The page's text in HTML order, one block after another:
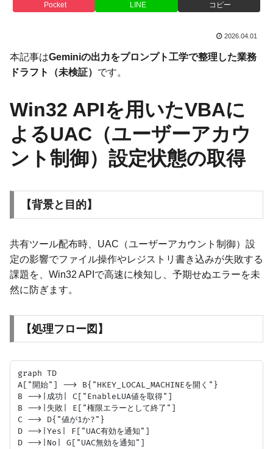
Pocket LINE コピー
2026.04.01
本記事はGeminiの出力をプロンプト工学で整理した業務
ドラフト（未検証） です。
Win32 APIを用いたVBAに
よるUAC（ユーザーアカウ
ント制御）設定状態の取得
【背景と目的】
共有ツール配布時、UAC（ユーザーアカウント制御）設
定の影響でファイル操作やレジストリ書き込みが失敗する
課題を、Win32 APIで高速に検知し、予期せぬエラーを未
然に防ぎます。
【処理フロー図】
graph TD
A["開始"] --> B{"HKEY_LOCAL_MACHINEを開く"}
B -->|成功| C["EnableLUA値を取得"]
B -->|失敗| E["権限エラーとして終了"]
C --> D{"値が1か?"}
D -->|Yes| F["UAC有効を通知"]
D -->|No| G["UAC無効を通知"]